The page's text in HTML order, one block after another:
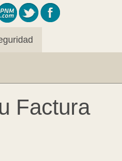
Factura